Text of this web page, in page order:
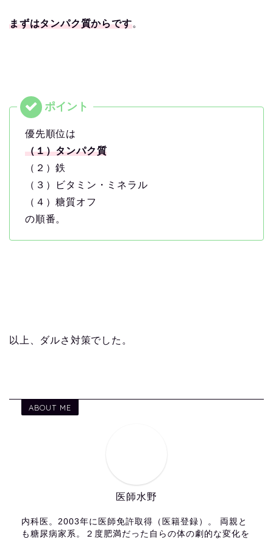
まずはタンパク質からです。
優先順位は
（１）タンパク質
（２）鉄
（３）ビタミン・ミネラル
（４）糖質オフ
の順番。
以上、ダルさ対策でした。
ABOUT ME
医師水野
内科医。2003年に医師免許取得（医籍登録）。 両親と
も糖尿病家系。２度肥満だった自らの体の劇的な変化を